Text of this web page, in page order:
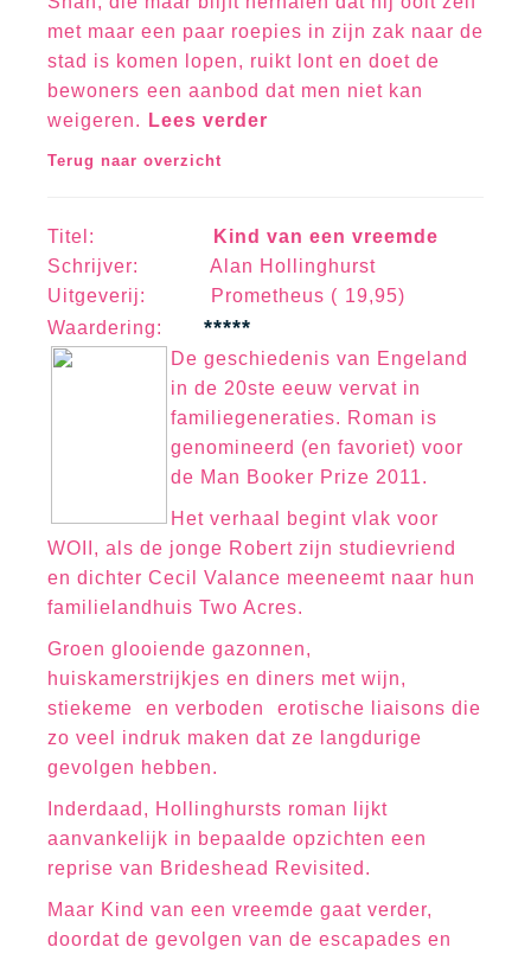
met maar een paar roepies in zijn zak naar de
stad is komen lopen, ruikt lont en doet de
bewoners een aanbod dat men niet kan
weigeren.
Lees verder
Terug naar overzicht
Titel:
Kind van een vreemde
Schrijver: Alan Hollinghurst
Uitgeverij: Prometheus ( 19,95)
Waardering: *****
De geschiedenis van Engeland
in de 20ste eeuw vervat in
familiegeneraties. Roman is
genomineerd (en favoriet) voor
de Man Booker Prize 2011.
Het verhaal begint vlak voor
WOII, als de jonge Robert zijn studievriend
en dichter Cecil Valance meeneemt naar hun
familielandhuis Two Acres.
Groen glooiende gazonnen,
huiskamerstrijkjes en diners met wijn,
stiekeme  en verboden  erotische liaisons die
zo veel indruk maken dat ze langdurige
gevolgen hebben.
Inderdaad, Hollinghursts roman lijkt
aanvankelijk in bepaalde opzichten een
reprise van Brideshead Revisited.
Maar Kind van een vreemde gaat verder,
doordat de gevolgen van de escapades en